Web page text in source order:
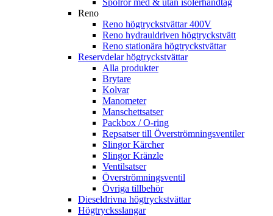
Spolrör med & utan isolerhandtag
Reno
Reno högtryckstvättar 400V
Reno hydrauldriven högtryckstvätt
Reno stationära högtryckstvättar
Reservdelar högtryckstvättar
Alla produkter
Brytare
Kolvar
Manometer
Manschettsatser
Packbox / O-ring
Repsatser till Överströmningsventiler
Slingor Kärcher
Slingor Kränzle
Ventilsatser
Överströmningsventil
Övriga tillbehör
Dieseldrivna högtryckstvättar
Högtrycksslangar